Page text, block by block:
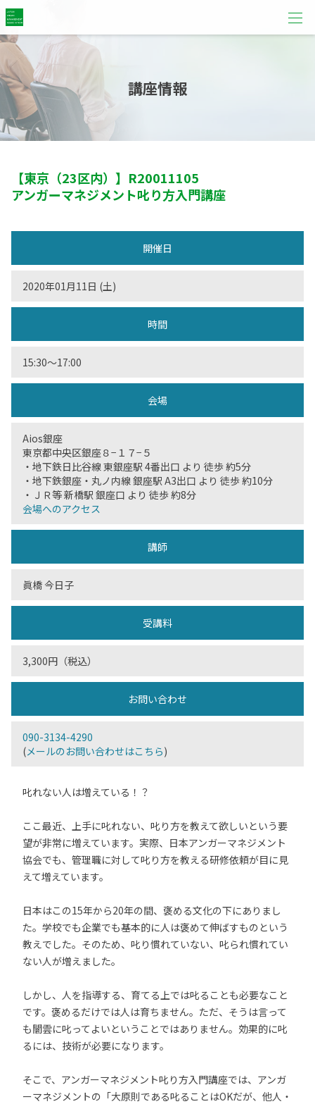
講座情報
【東京（23区内）】 R20011105
アンガーマネジメント叱り方入門講座
開催日
2020年01月11日 (土)
時間
15:30〜17:00
会場
Aios銀座
東京都中央区銀座８−１７−５
・地下鉄日比谷線 東銀座駅 4番出口 より 徒歩 約5分
・地下鉄銀座・丸ノ内線 銀座駅 A3出口 より 徒歩 約10分
・ＪＲ等 新橋駅 銀座口 より 徒歩 約8分
会場へのアクセス
講師
眞橋 今日子
受講料
3,300円（税込）
お問い合わせ
090-3134-4290
(メールのお問い合わせはこちら)
叱れない人は増えている！？
ここ最近、上手に叱れない、叱り方を教えて欲しいという要
望が非常に増えています。実際、日本アンガーマネジメント
協会でも、管理職に対して叱り方を教える研修依頼が目に見
えて増えています。
日本はこの15年から20年の間、褒める文化の下にありまし
た。学校でも企業でも基本的に人は褒めて伸ばすものという
教えでした。そのため、叱り慣れていない、叱られ慣れてい
ない人が増えました。
しかし、人を指導する、育てる上では叱ることも必要なこと
です。褒めるだけでは人は育ちません。ただ、そうは言って
も闇雲に叱ってよいということではありません。効果的に叱
るには、技術が必要になります。
そこで、アンガーマネジメント叱り方入門講座では、アンガ
ーマネジメントの「大原則である叱ることはOKだが、他人・